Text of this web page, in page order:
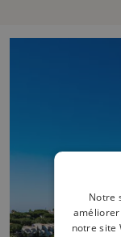
Notre
notre site